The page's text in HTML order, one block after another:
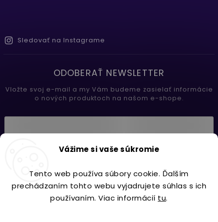
Vážime si vaše súkromie
Tento web používa súbory cookie. Ďalším
prechádzaním tohto webu vyjadrujete súhlas s ich
používaním. Viac informácií tu.
Sledovať na Instagrame
ODOBERAŤ NEWSLETTER
Vložte svoj e-mail a my Vám budeme zasielať informácie
o nových produktoch na našom e-shope.
Prihlásiť sa